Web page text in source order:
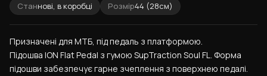
Станнові, в коробці Розмір44 (28см)
Призначені для МТБ, під педаль з платформою.
Підошва ION Flat Pedal з гумою SupTraction Soul FL. Форма
підошви забезпечує гарне зчеплення з поверхнею педалі.